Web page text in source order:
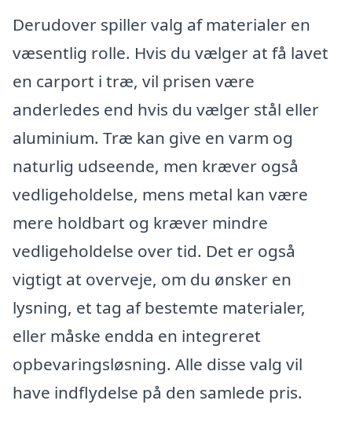
Derudover spiller valg af materialer en
væsentlig rolle. Hvis du vælger at få lavet
en carport i træ, vil prisen være
anderledes end hvis du vælger stål eller
aluminium. Træ kan give en varm og
naturlig udseende, men kræver også
vedligeholdelse, mens metal kan være
mere holdbart og kræver mindre
vedligeholdelse over tid. Det er også
vigtigt at overveje, om du ønsker en
lysning, et tag af bestemte materialer,
eller måske endda en integreret
opbevaringsløsning. Alle disse valg vil
have indflydelse på den samlede pris.